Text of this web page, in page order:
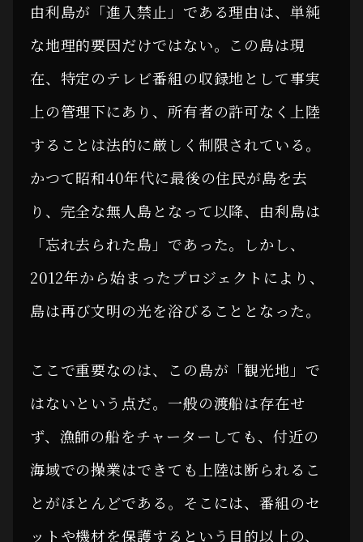
由利島が「進入禁止」である理由は、単純
な地理的要因だけではない。この島は現
在、特定のテレビ番組の収録地として事実
上の管理下にあり、所有者の許可なく上陸
することは法的に厳しく制限されている。
かつて昭和40年代に最後の住民が島を去
り、完全な無人島となって以降、由利島は
「忘れ去られた島」であった。しかし、
2012年から始まったプロジェクトにより、
島は再び文明の光を浴びることとなった。
ここで重要なのは、この島が「観光地」で
はないという点だ。一般の渡船は存在せ
ず、漁師の船をチャーターしても、付近の
海域での操業はできても上陸は断られるこ
とがほとんどである。そこには、番組のセ
ットや機材を保護するという目的以上の、